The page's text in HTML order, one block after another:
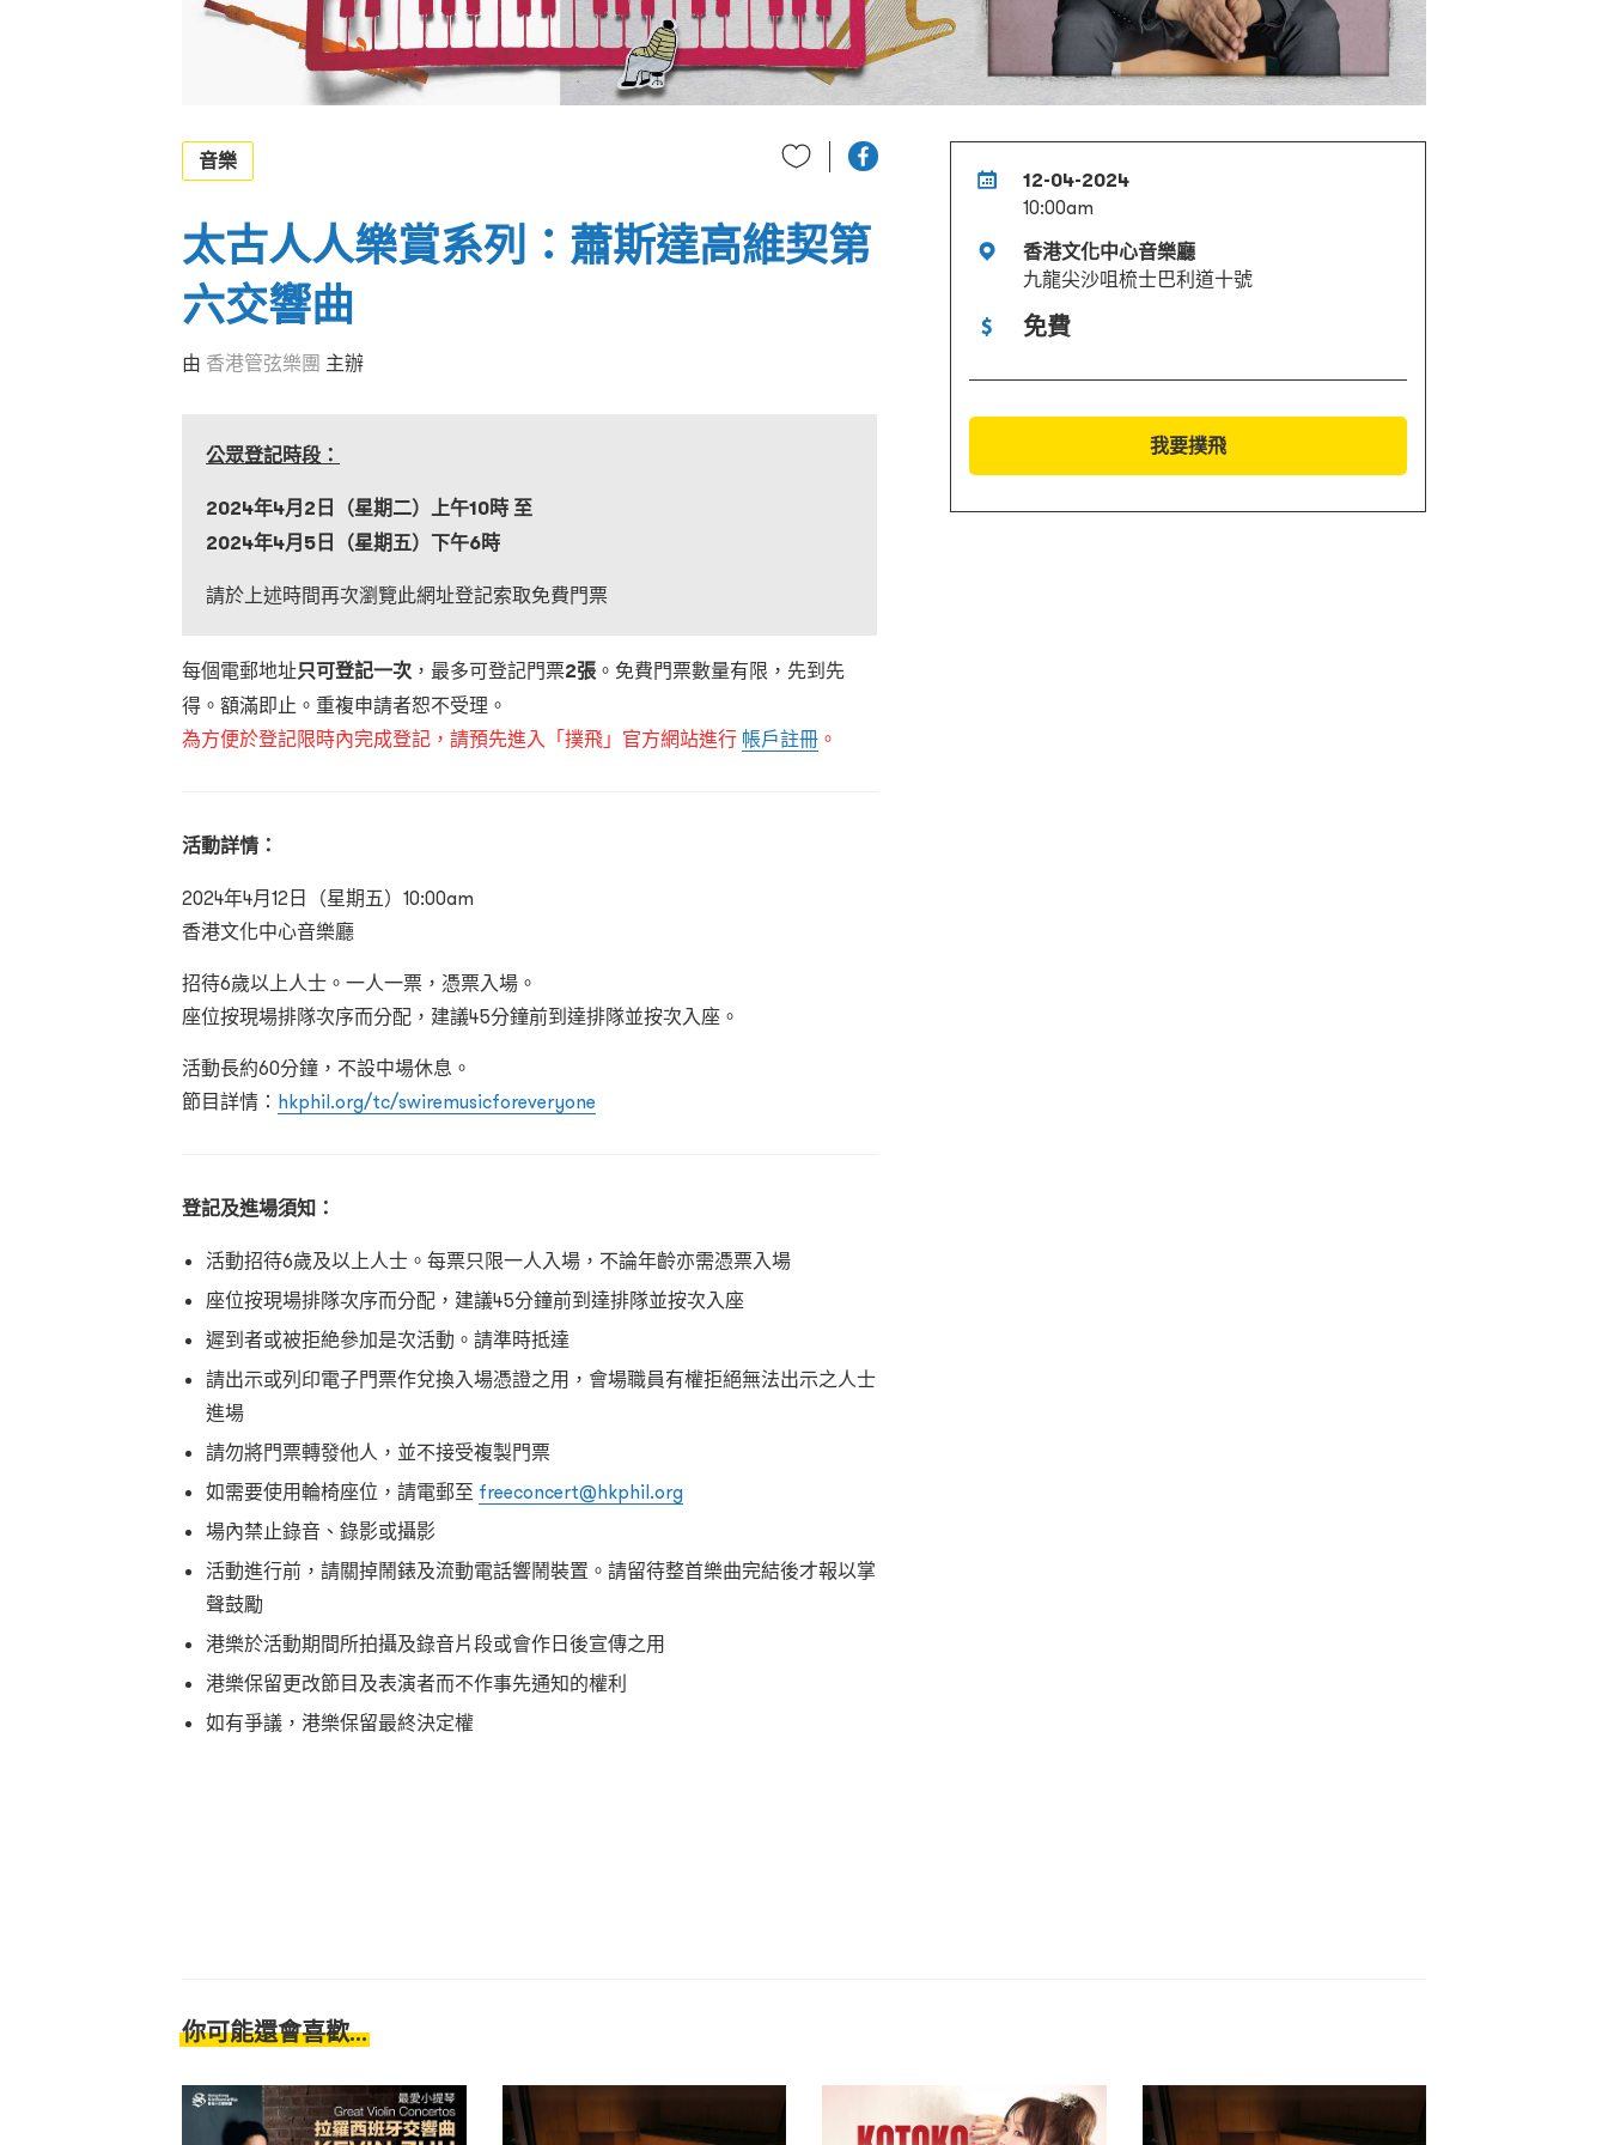
12-04-2024
10:00am
香港文化中心音樂廳
九龍尖沙咀梳士巴利道十號
免費
我要撲飛
音樂
太古人人樂賞系列：蕭斯達高維契第
六交響曲
由 香港管弦樂團 主辦
公眾登記時段：
2024年4月2 日（星期二）上午10時 至
2024年4月5日（星期五）下午6時
請於上述時間再次瀏覽此網址登記索取免費門票
每個電郵地址只可登記一次 ，最多可登記門票2張 。免費門票數量有限，先到先
得。額滿即止。重複申請者恕不受理。
為方便於登記限時內完成登記，請預先進入「撲飛」官方網站進行 帳戶註冊 。
活動詳情：
2024年4月12日（星期五）10:00am
香港文化中心音樂廳
招待6歲以上人士。一人一票，憑票入場。
座位按現場排隊次序而分配，建議45分鐘前到達排隊並按次入座。
活動長約60分鐘，不設中場休息。
節目詳情： hkphil.org/tc/swiremusicforeveryone
登記及進場須知：
活動招待6歲及以上人士。每票只限一人入場，不論年齡亦需憑票入場
座位按現場排隊次序而分配，建議45分鐘前到達排隊並按次入座
遲到者或被拒絶參加是次活動。請準時抵達
請出示或列印電子門票作兌換入場憑證之用，會場職員有權拒絕無法出示之人士
進場
請勿將門票轉發他人，並不接受複製門票
如需要使用輪椅座位，請電郵至 freeconcert@hkphil.org
場內禁止錄音、錄影或攝影
活動進行前，請關掉鬧錶及流動電話響鬧裝置。請留待整首樂曲完結後才報以掌
聲鼓勵
港樂於活動期間所拍攝及錄音片段或會作日後宣傳之用
港樂保留更改節目及表演者而不作事先通知的權利
如有爭議，港樂保留最終決定權
你可能還會喜歡...